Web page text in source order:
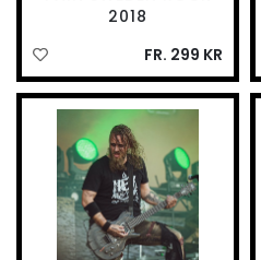
2018
FR. 299 KR